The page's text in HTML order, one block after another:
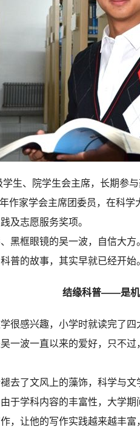
、院学生会主席，长期参与
作家学会主席团委员，在科
及志愿服务奖项。
框眼镜的吴一波，自信大方
普的故事，其实早就已经开始
结缘科普——是机
感兴趣，小学时就读完了四
一波一直以来的爱好，只不
了文风上的藻饰，科学与文
于学科内容的丰富性，大学
，让他的写作实践越来越丰